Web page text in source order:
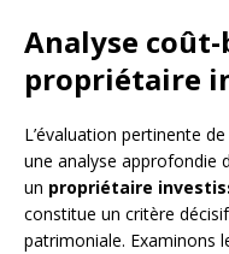
Analyse
propriétaire
L’évaluation pertinente de
une analyse approfondie
un propriétaire
constitue un critère
patrimoniale. Examinons